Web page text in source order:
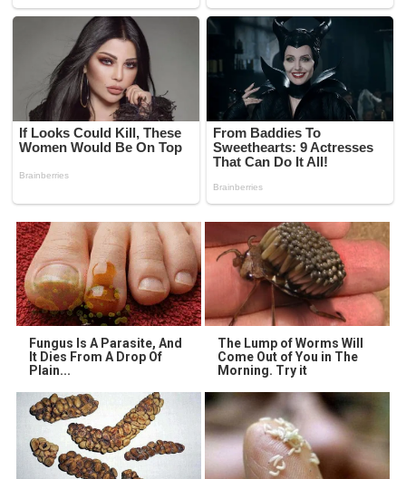
Fungus Is A Parasite, And
It Dies From A Drop Of
Plain...
The Lump of Worms Will
Come Out of You in The
Morning. Try it